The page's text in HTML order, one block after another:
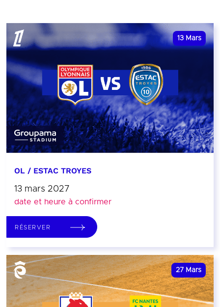
13 Mars
OL / ESTAC TROYES
13 mars 2027
date et heure à confirmer
RÉSERVER
27 Mars